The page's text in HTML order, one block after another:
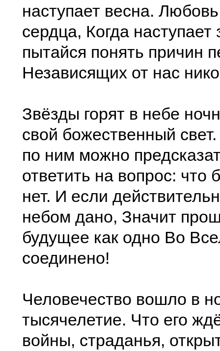
наступает весна.
сердца, Когда
пытайся понять причин
Независящих от нас
Звёзды горят в небе
свой божественный свет.
по ним можно
ответить на вопрос: что
нет. И если
небом дано, Значит
будущее как одно Во
соединено!
Человечество вошло в
тысячелетие. Что его
войны, страданья,